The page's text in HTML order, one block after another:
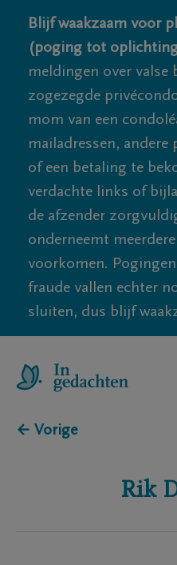
Blijf waakzaam voor
(poging tot
meldingen over valse
zogezegde
mom van een
mailadressen, andere
of een betaling te
verdachte links of
de afzender
onderneemt
voorkomen.
fraude vallen echter
sluiten, dus blijf
← Vorige
Rik